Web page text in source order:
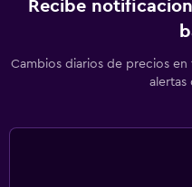
Recibe
Cambios diarios de precios
alertas